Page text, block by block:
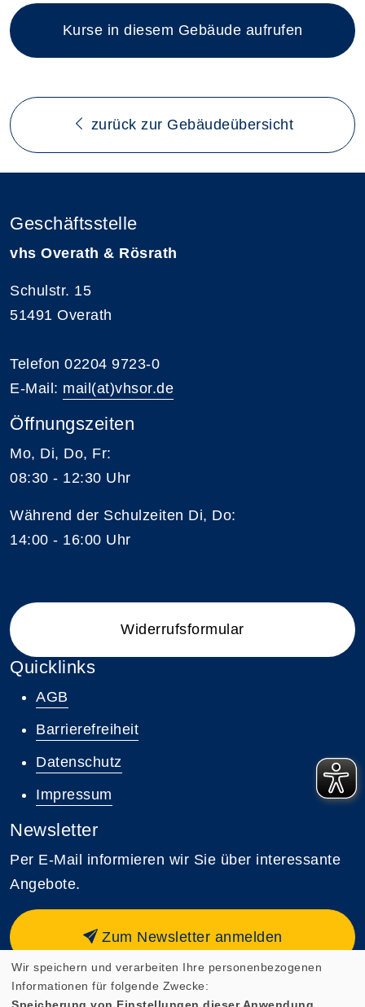
Kurse in diesem Gebäude aufrufen
zurück zur Gebäudeübersicht
Geschäftsstelle
vhs Overath & Rösrath
Schulstr. 15
51491 Overath
Telefon 02204 9723-0
E-Mail: mail(at)vhsor.de
Öffnungszeiten
Mo, Di, Do, Fr:
08:30 - 12:30 Uhr
Während der Schulzeiten Di, Do:
14:00 - 16:00 Uhr
Widerrufsformular
Quicklinks
AGB
Barrierefreiheit
Datenschutz
Impressum
Newsletter
Per E-Mail informieren wir Sie über interessante
Angebote.
Zum Newsletter anmelden
Wir speichern und verarbeiten Ihre personenbezogenen
Informationen für folgende Zwecke: